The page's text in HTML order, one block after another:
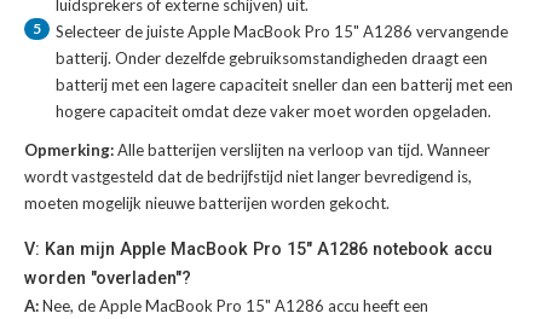
luidsprekers of externe schijven) uit.
5 Selecteer de juisteApple MacBook Pro 15" A1286 vervangende
batterij. Onder dezelfde gebruiksomstandigheden draagt een
batterij met een lagere capaciteit sneller dan een batterij met een
hogere capaciteit omdat deze vaker moet worden opgeladen.
Opmerking:Alle batterijen verslijten na verloop van tijd. Wanneer
wordt vastgesteld dat de bedrijfstijd niet langer bevredigend is,
moeten mogelijk nieuwe batterijen worden gekocht.
V: Kan mijn Apple MacBook Pro 15" A1286 notebook accu
worden "overladen"?
A:Nee, de Apple MacBook Pro 15" A1286 accu heeft een